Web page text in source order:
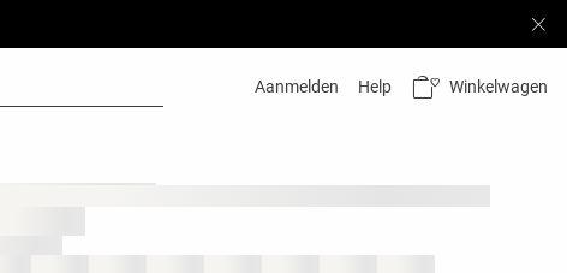
Aanmelden Help Winkelwagen